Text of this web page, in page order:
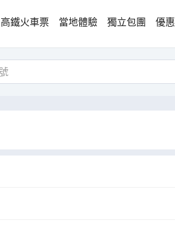
高鐵火車票 當地體驗 獨立包團 優惠